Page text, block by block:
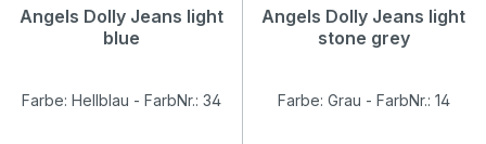
Angels Dolly Jeans light
blue
Farbe: Hellblau - FarbNr.: 34
Angels Dolly Jeans light
stone grey
Farbe: Grau - FarbNr.: 14